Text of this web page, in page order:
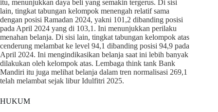
itu, menunjukkan daya beli yang semakin tergerus. Di sisi
lain, tingkat tabungan kelompok menengah relatif sama
dengan posisi Ramadan 2024, yakni 101,2 dibanding posisi
pada April 2024 yang di 103,1. Ini menunjukkan perilaku
menahan belanja. Di sisi lain, tingkat tabungan kelompok atas
cenderung melambat ke level 94,1 dibanding posisi 94,9 pada
April 2024. Ini mengindikasikan belanja saat ini lebih banyak
dilakukan oleh kelompok atas. Lembaga think tank Bank
Mandiri itu juga melihat belanja dalam tren normalisasi 269,1
telah melambat sejak libur Idulfitri 2025.
HUKUM